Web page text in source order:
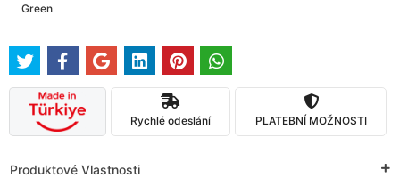
Green
Rychlé odeslání PLATEBNÍ MOŽNOSTI
Produktové Vlastnosti